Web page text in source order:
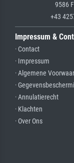
9586
+43
Impressum &
· Contact
· Impressum
· Algemene
·
· Annulatierecht
· Klachten
· Over Ons